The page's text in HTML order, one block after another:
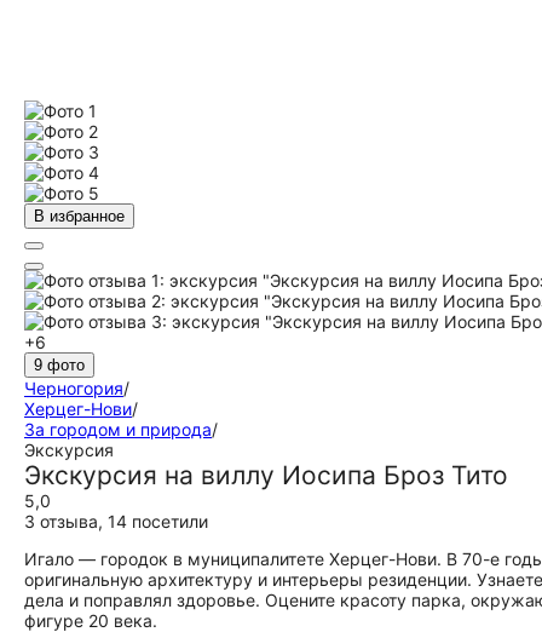
В избранное
+6
9 фото
Черногория/
Херцег-Нови/
За городом и природа/
Экскурсия
Экскурсия на виллу Иосипа Броз Тито
5,0
3 отзыва, 14 посетили
Игало — городок в муниципалитете Херцег-Нови. В 70-е
оригинальную архитектуру и интерьеры резиденции.
дела и поправлял здоровье. Оцените красоту парка,
фигуре 20 века.